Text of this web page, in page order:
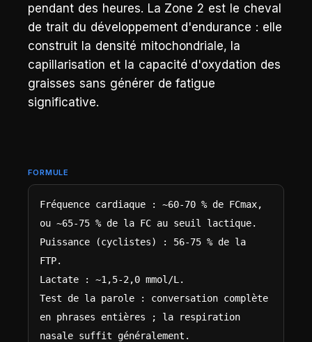
pendant des heures. La Zone 2 est le cheval
de trait du développement d'endurance : elle
construit la densité mitochondriale, la
capillarisation et la capacité d'oxydation des
graisses sans générer de fatigue
significative.
FORMULE
Fréquence cardiaque : ~60-70 % de FCmax,
ou ~65-75 % de la FC au seuil lactique.
Puissance (cyclistes) : 56-75 % de la
FTP.
Lactate : ~1,5-2,0 mmol/L.
Test de la parole : conversation complète
en phrases entières ; la respiration
nasale suffit généralement.